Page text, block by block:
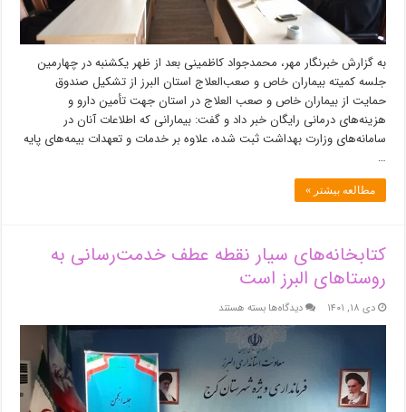
به گزارش خبرنگار مهر، محمدجواد کاظمینی بعد از ظهر یکشنبه در چهارمین
جلسه کمیته بیماران خاص و صعب‌العلاج استان البرز از تشکیل صندوق
حمایت از بیماران خاص و صعب العلاج در استان جهت تأمین دارو و
هزینه‌های درمانی رایگان خبر داد و گفت: بیمارانی که اطلاعات آنان در
سامانه‌های وزارت بهداشت ثبت شده، علاوه بر خدمات و تعهدات بیمه‌های پایه
…
مطالعه بیشتر »
کتابخانه‌های سیار نقطه عطف خدمت‌رسانی به
روستاهای البرز است
دی ۱۸, ۱۴۰۱ دیدگاه‌هابرای
کتابخانه‌های
سیار
نقطه
خدمت‌رسانی
بسته هستند